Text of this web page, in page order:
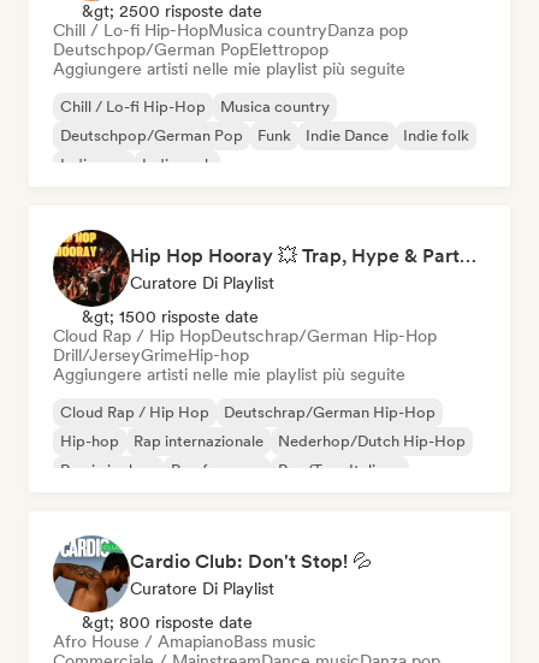
&gt; 2500 risposte date
Chill / Lo-fi Hip-HopMusica countryDanza pop
Deutschpop/German PopElettropop
Aggiungere artisti nelle mie playlist più seguite
Chill / Lo-fi Hip-Hop
Musica country
Deutschpop/German Pop
Funk Indie Dance
Indie folk
Indie pop
Indie rock
Hip Hop Hooray 💥 Trap, Hype & Party Rap Bangers
Curatore Di Playlist
&gt; 1500 risposte date
Cloud Rap / Hip HopDeutschrap/German Hip-Hop
Drill/JerseyGrimeHip-hop
Aggiungere artisti nelle mie playlist più seguite
Cloud Rap / Hip Hop
Deutschrap/German Hip-Hop
Hip-hop
Rap internazionale
Nederhop/Dutch Hip-Hop
Rap in inglese
Rap francese Rap/Trap Italiano
Cardio Club: Don't Stop! 💦
Curatore Di Playlist
&gt; 800 risposte date
Afro House / AmapianoBass music